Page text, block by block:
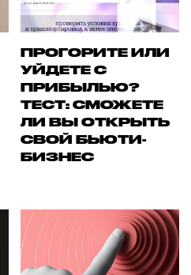
ПРОГОРИТЕ ИЛИ
УЙДЕТЕ С
ПРИБЫЛЬЮ?
ТЕСТ: СМОЖЕТЕ
ЛИ ВЫ ОТКРЫТЬ
СВОЙ БЬЮТИ-
БИЗНЕС